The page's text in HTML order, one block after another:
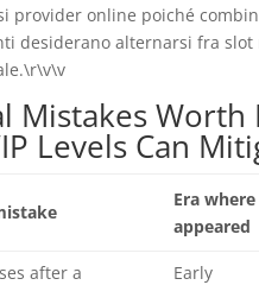
provider online poiché
desiderano alternarsi fra
Mistakes Worth
Levels Can
Era
appeared
after a
Early